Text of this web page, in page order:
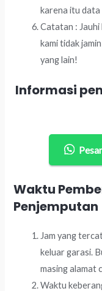
karena itu data
Catatan : Jauhi
kami tidak
yang lain!
Informasi
Waktu
Penjemputan
Jam yang
keluar garasi.
masing alamat
Waktu